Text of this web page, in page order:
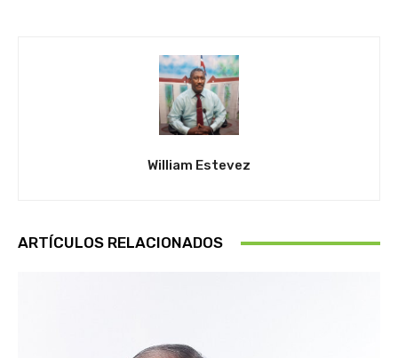
William Estevez
ARTÍCULOS RELACIONADOS